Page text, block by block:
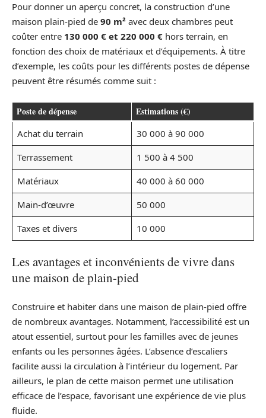
Pour donner un aperçu concret, la construction d’une
maison plain-pied de 90 m² avec deux chambres peut
coûter entre 130 000 € et 220 000 € hors terrain, en
fonction des choix de matériaux et d’équipements. À titre
d’exemple, les coûts pour les différents postes de dépense
peuvent être résumés comme suit :
Poste de dépense Estimations (€)
Achat du terrain
30 000 à 90 000
Terrassement
1 500 à 4 500
Matériaux
40 000 à 60 000
Main-d’œuvre
50 000
Taxes et divers
10 000
Les avantages et inconvénients de vivre dans
une maison de plain-pied
Construire et habiter dans une maison de plain-pied offre
de nombreux avantages. Notamment, l’accessibilité est un
atout essentiel, surtout pour les familles avec de jeunes
enfants ou les personnes âgées. L’absence d’escaliers
facilite aussi la circulation à l’intérieur du logement. Par
ailleurs, le plan de cette maison permet une utilisation
efficace de l’espace, favorisant une expérience de vie plus
fluide.